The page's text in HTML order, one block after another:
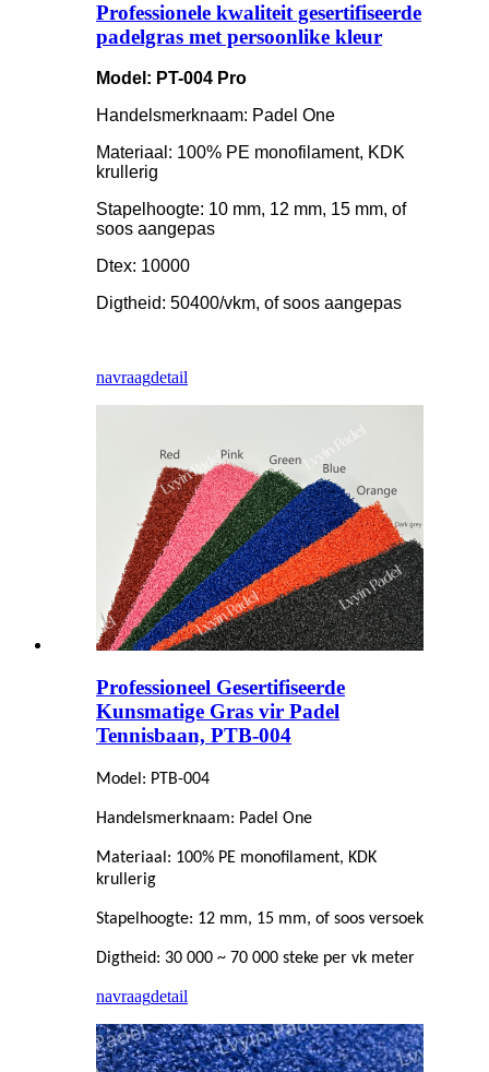
Professionele kwaliteit gesertifiseerde
padelgras met persoonlike kleur
Model: PT-004 Pro
Handelsmerknaam: Padel One
Materiaal: 100% PE monofilament, KDK
krullerig
Stapelhoogte: 10 mm, 12 mm, 15 mm, of
soos aangepas
Dtex: 10000
Digtheid: 50400/vkm, of soos aangepas
navraagdetail
Professioneel Gesertifiseerde
Kunsmatige Gras vir Padel
Tennisbaan, PTB-004
Model: PTB-004
Handelsmerknaam: Padel One
Materiaal: 100% PE monofilament, KDK
krullerig
Stapelhoogte: 12 mm, 15 mm, of soos versoek
Digtheid: 30 000 ~ 70 000 steke per vk meter
navraagdetail